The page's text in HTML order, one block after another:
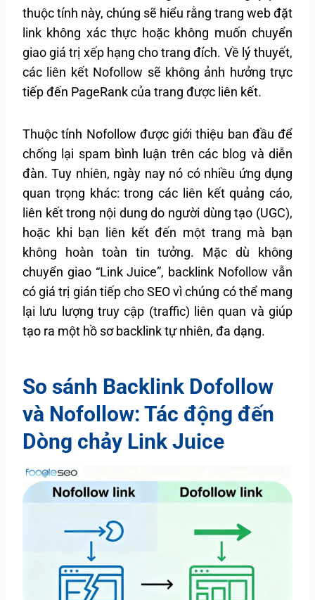
thuộc tính này, chúng sẽ hiểu rằng trang web đặt
link không xác thực hoặc không muốn chuyển
giao giá trị xếp hạng cho trang đích. Về lý thuyết,
các liên kết Nofollow sẽ không ảnh hưởng trực
tiếp đến PageRank của trang được liên kết.
Thuộc tính Nofollow được giới thiệu ban đầu để
chống lại spam bình luận trên các blog và diễn
đàn. Tuy nhiên, ngày nay nó có nhiều ứng dụng
quan trọng khác: trong các liên kết quảng cáo,
liên kết trong nội dung do người dùng tạo (UGC),
hoặc khi bạn liên kết đến một trang mà bạn
không hoàn toàn tin tưởng. Mặc dù không
chuyển giao “Link Juice”, backlink Nofollow vẫn
có giá trị gián tiếp cho SEO vì chúng có thể mang
lại lưu lượng truy cập (traffic) liên quan và giúp
tạo ra một hồ sơ backlink tự nhiên, đa dạng.
So sánh Backlink Dofollow
và Nofollow: Tác động đến
Dòng chảy Link Juice